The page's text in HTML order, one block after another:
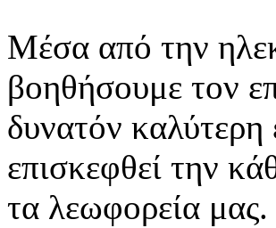
Μέσα από την
βοηθήσουμε τον
δυνατόν
επισκεφθεί την
τα λεωφορεία μας.